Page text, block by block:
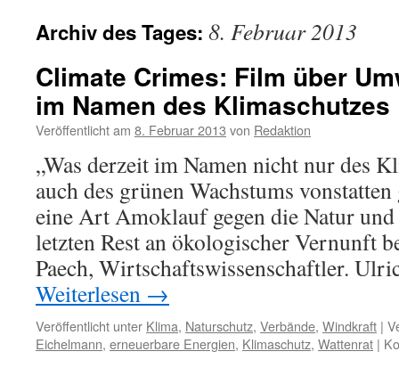
Archiv des Tages: 8. Februar 2013
Climate Crimes: Film über
im Namen des Klimaschutzes
Veröffentlicht am 8. Februar 2013 von Redaktion
„Was derzeit im Namen nicht nur des
auch des grünen Wachstums
eine Art Amoklauf gegen die Natur und
letzten Rest an ökologischer Vernunft
Paech, Wirtschaftswissenschaftler.
Weiterlesen →
Veröffentlicht unter Klima, Naturschutz, Verbände, Windkraft |
Eichelmann, erneuerbare Energien, Klimaschutz, Wattenrat |